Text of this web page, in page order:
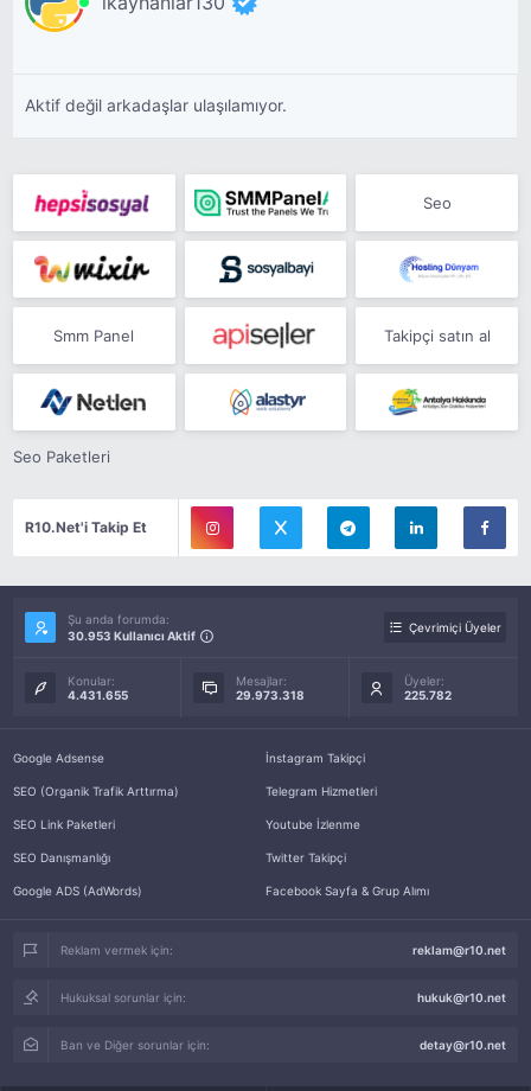
Aktif değil arkadaşlar ulaşılamıyor.
Seo
Smm Panel Takipçi satın al
Seo Paketleri
R10.Net'i Takip Et
Şu anda forumda:
30.953 Kullanıcı Aktif
Çevrimiçi Üyeler
Konular:
4.431.655
Mesajlar:
29.973.318
Üyeler:
225.782
Google Adsense
SEO (Organik Trafik Arttırma)
SEO Link Paketleri
SEO Danışmanlığı
Google ADS (AdWords)
İnstagram Takipçi
Telegram Hizmetleri
Youtube İzlenme
Twitter Takipçi
Facebook Sayfa & Grup Alımı
Reklam vermek için: reklam@r10.net
Hukuksal sorunlar için: hukuk@r10.net
Ban ve Diğer sorunlar için: detay@r10.net